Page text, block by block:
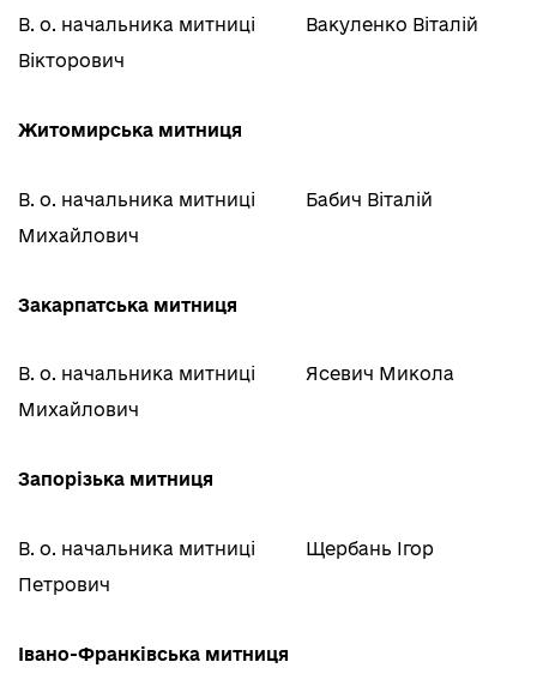
В. о. начальника митниці
Вакуленко Віталій
Вікторович
Житомирська митниця
В. о. начальника митниці
Бабич Віталій
Михайлович
Закарпатська митниця
В. о. начальника митниці
Ясевич Микола
Михайлович
Запорізька митниця
В. о. начальника митниці
Щербань Ігор
Петрович
Івано-Франківська митниця